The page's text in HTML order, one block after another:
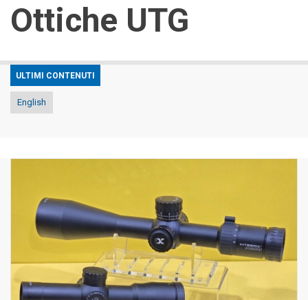
Ottiche UTG
ULTIMI CONTENUTI
English